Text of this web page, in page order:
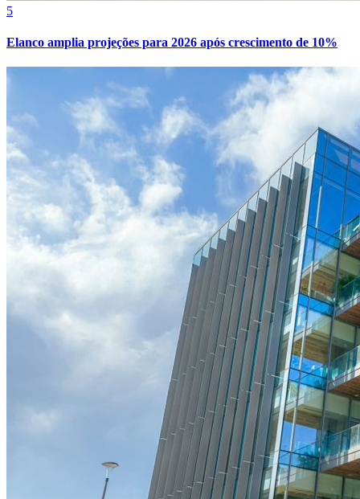
Bragantino
5
Elanco amplia projeções para 2026 após crescimento de 10%